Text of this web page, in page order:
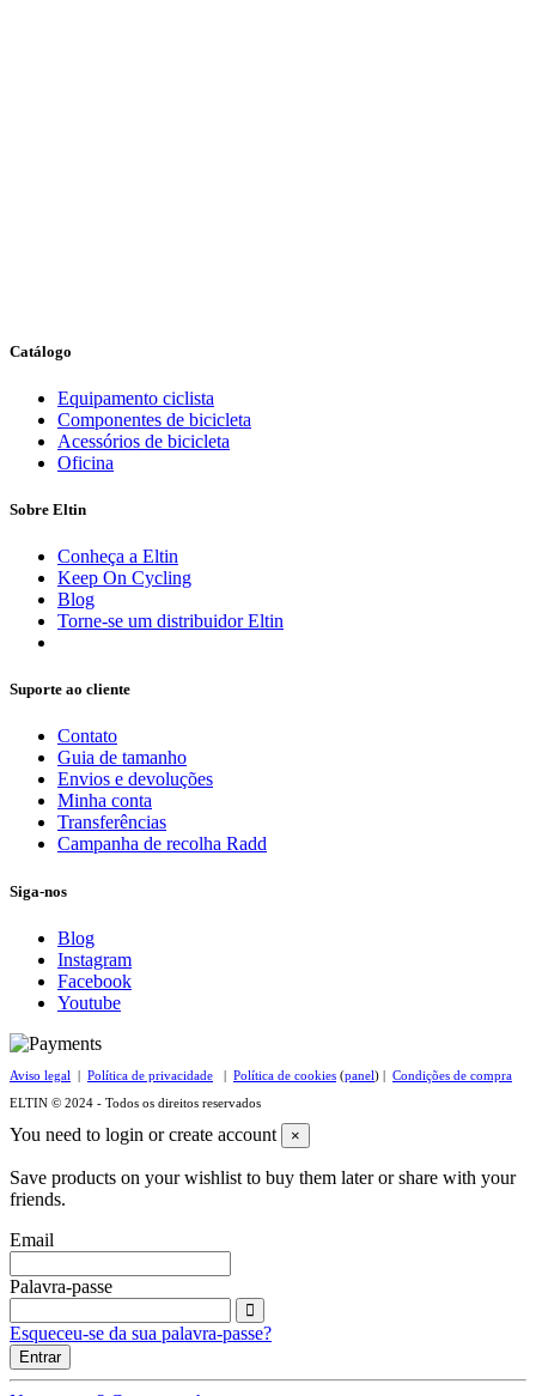
Catálogo
Equipamento ciclista
Componentes de bicicleta
Acessórios de bicicleta
Oficina
Sobre Eltin
Conheça a Eltin
Keep On Cycling
Blog
Torne-se um distribuidor Eltin
Suporte ao cliente
Contato
Guia de tamanho
Envios e devoluções
Minha conta
Transferências
Campanha de recolha Radd
Siga-nos
Blog
Instagram
Facebook
Youtube
Aviso legal | Política de privacidade | Política de cookies (panel) | Condições de compra
ELTIN © 2024 - Todos os direitos reservados
You need to login or create account ×
Save products on your wishlist to buy them later or share with your
friends.
Email
Palavra-passe
Esqueceu-se da sua palavra-passe?
Entrar